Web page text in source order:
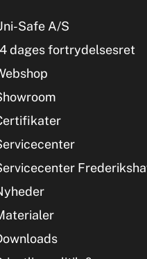
Safe A/S
dages fortrydelsesret